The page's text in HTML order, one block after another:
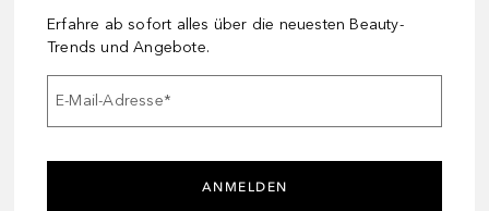
Erfahre ab sofort alles über die neuesten Beauty-
Trends und Angebote.
E-Mail-Adresse*
ANMELDEN